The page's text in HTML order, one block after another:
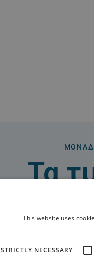
Τα
This website uses
STRICTLY NECESSARY